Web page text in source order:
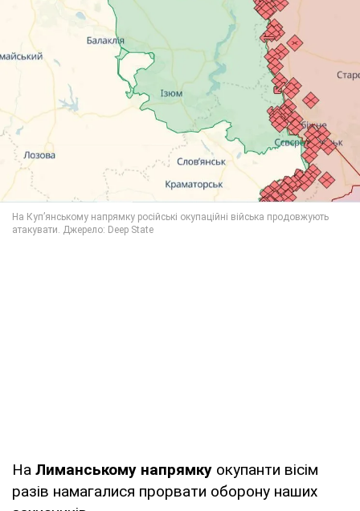
На Лиманському напрямку окупанти вісім
разів намагалися прорвати оборону наших